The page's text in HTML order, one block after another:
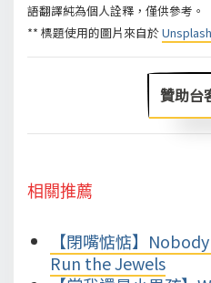
語翻譯純為個人詮釋，僅供參考。
** 標題使用的圖片來自於Unsplash
贊助台
相關推薦
【閉嘴惦惦】
Run the Jewels